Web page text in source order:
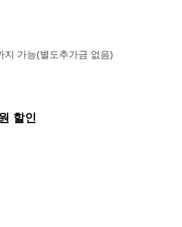
지 가능(별도추가금 없음)
할인